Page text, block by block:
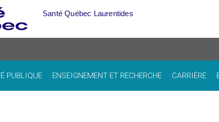
Santé Québec Laurentides
PUBLIQUE ENSEIGNEMENT ET RECHERCHE CARRIÈRE